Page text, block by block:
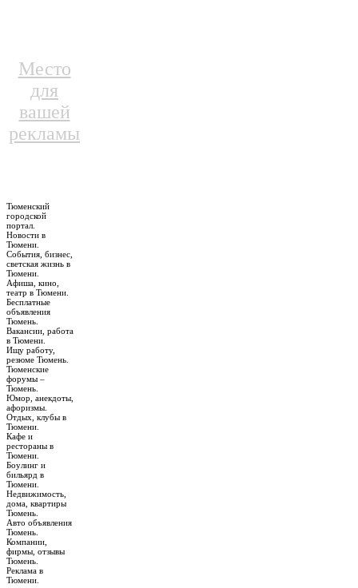
Место
для
вашей
рекламы
Тюменский
городской
портал.
Новости в
Тюмени.
События, бизнес,
светская жизнь в
Тюмени.
Афиша, кино,
театр в Тюмени.
Бесплатные
объявления
Тюмень.
Вакансии, работа
в Тюмени.
Ищу работу,
резюме Тюмень.
Тюменские
форумы –
Тюмень.
Юмор, анекдоты,
афоризмы.
Отдых, клубы в
Тюмени.
Кафе и
рестораны в
Тюмени.
Боулинг и
бильярд в
Тюмени.
Недвижимость,
дома, квартиры
Тюмень.
Авто объявления
Тюмень.
Компании,
фирмы, отзывы
Тюмень.
Реклама в
Тюмени.